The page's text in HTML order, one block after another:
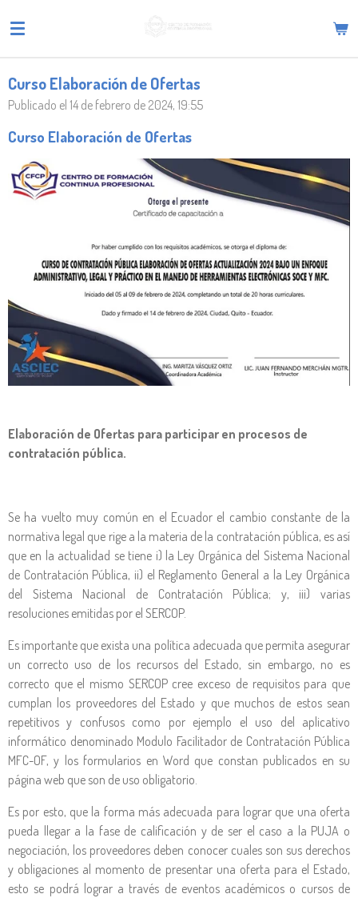
al
principal
Curso Elaboración de Ofertas
Publicado el 14 de febrero de 2024, 19:55
Curso Elaboración de Ofertas
Elaboración de Ofertas para participar en procesos de
contratación pública.
Se ha vuelto muy común en el Ecuador el cambio constante de la
normativa legal que rige a la materia de la contratación pública, es así
que en la actualidad se tiene i) la Ley Orgánica del Sistema Nacional
de Contratación Pública, ii) el Reglamento General a la Ley Orgánica
del Sistema Nacional de Contratación Pública; y, iii) varias
resoluciones emitidas por el SERCOP.
Es importante que exista una política adecuada que permita asegurar
un correcto uso de los recursos del Estado, sin embargo, no es
correcto que el mismo SERCOP cree exceso de requisitos para que
cumplan los proveedores del Estado y que muchos de estos sean
repetitivos y confusos como por ejemplo el uso del aplicativo
informático denominado Modulo Facilitador de Contratación Pública
MFC-OF, y los formularios en Word que constan publicados en su
página web que son de uso obligatorio.
Es por esto, que la forma más adecuada para lograr que una oferta
pueda llegar a la fase de calificación y de ser el caso a la PUJA o
negociación, los proveedores deben conocer cuales son sus derechos
y obligaciones al momento de presentar una oferta para el Estado,
esto se podrá lograr a través de eventos académicos o cursos de